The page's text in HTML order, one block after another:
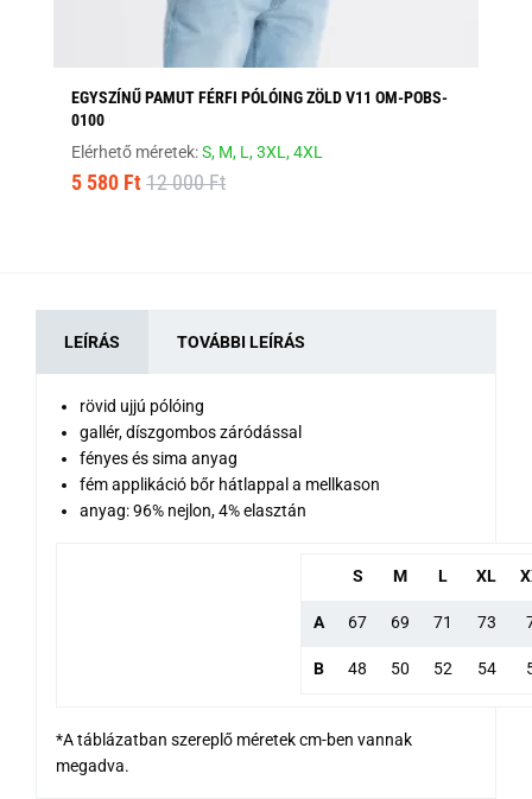
EGYSZÍNŰ PAMUT FÉRFI PÓLÓING ZÖLD V11 OM-POBS-
0100
Elérhető méretek:S, M, L,3XL,4XL
5 580 Ft 12 000 Ft
LEÍRÁS TOVÁBBI LEÍRÁS
rövid ujjú pólóing
gallér, díszgombos záródással
fényes és sima anyag
fém applikáció bőr hátlappal a mellkason
anyag: 96% nejlon, 4% elasztán
S M L XL
A 67 69 71 73
B 48 50 52 54
*A táblázatban szereplő méretek cm-ben vannak
megadva.